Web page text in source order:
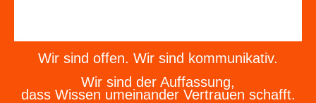
Wir sind offen. Wir sind kommunikativ.
Wir sind der Auffassung,
dass Wissen umeinander Vertrauen schafft.